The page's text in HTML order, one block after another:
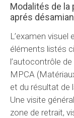
Modalités de la
aprés
L’examen
éléments listés
l’autocontrôle
MPCA
et du résultat de
Une visite
zone de retrait,